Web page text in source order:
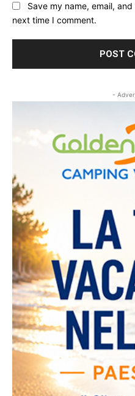
Save my name, email,
next time I comment.
-